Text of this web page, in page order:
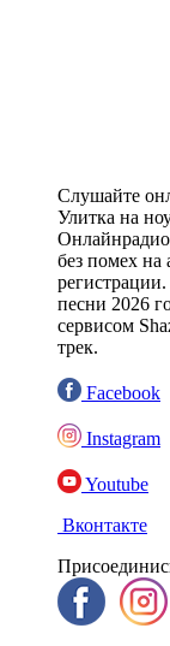
Слушайте
Улитка на
Онлайнрадио
без помех на
песни 2026
сервисом
трек.
Facebook
Instagram
Youtube
Вконтакте